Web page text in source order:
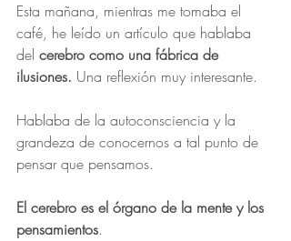
Esta mañana, mientras me tomaba el
café, he leído un artículo que hablaba
del cerebro como una fábrica de
ilusiones. Una reflexión muy interesante.
Hablaba de la autoconsciencia y la
grandeza de conocernos a tal punto de
pensar que pensamos.
El cerebro es el órgano de la mente y los
pensamientos.